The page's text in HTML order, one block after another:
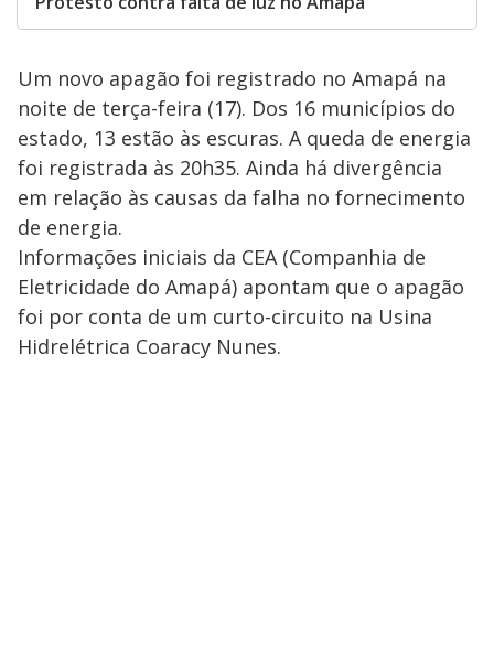
Um novo apagão foi registrado no Amapá na
noite de terça-feira (17). Dos 16 municípios do
estado, 13 estão às escuras. A queda de energia
foi registrada às 20h35. Ainda há divergência
em relação às causas da falha no fornecimento
de energia.
Informações iniciais da CEA (Companhia de
Eletricidade do Amapá) apontam que o apagão
foi por conta de um curto-circuito na Usina
Hidrelétrica Coaracy Nunes.